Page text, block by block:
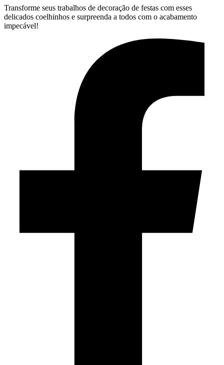
Transforme seus trabalhos de decoração de festas com esses
delicados coelhinhos e surpreenda a todos com o acabamento
impecável!